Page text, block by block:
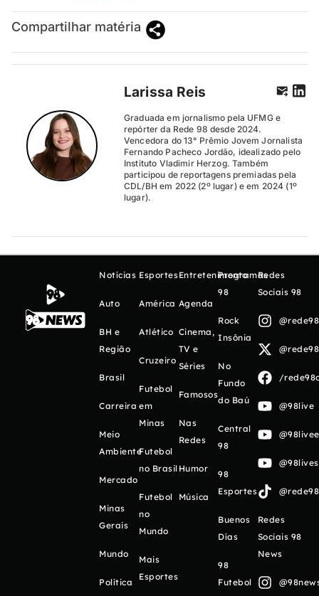
Compartilhar matéria
Larissa Reis
Graduada em jornalismo pela UFMG e
repórter da Rede 98 desde 2024.
Vencedora do 13° Prêmio Jovem Jornalista
Fernando Pacheco Jordão, idealizado pelo
Instituto Vladimir Herzog. Também
participou de reportagens premiadas pela
CDL/BH em 2022 (2º lugar) e em 2024 (1º
lugar).
Notícias
Auto
BH e
Região
Brasil
Carreira
Meio
Ambiente
Mercado
Minas
Gerais
Mundo
Política
Esportes
América
Atlético
Cruzeiro
Futebol
em
Minas
Futebol
no Brasil
Futebol
no
Mundo
Mais
Esportes
Entretenimento
Agenda
Cinema,
TV e
Séries
Famosos
Nas
Redes
Humor
Música
Programas
98
Rock
Insônia
No
Fundo
do Baú
Central
98
98
Esportes
Buenos
Días
98
Futebol
Redes
Sociais 98
/
@98live
Redes
Sociais 98
News